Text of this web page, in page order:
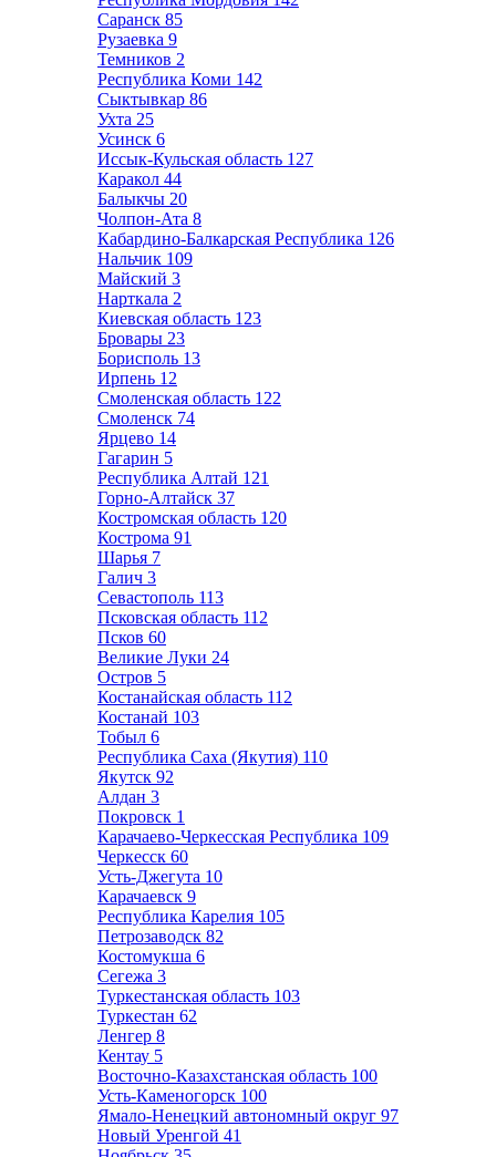
Саранск 85
Рузаевка 9
Темников 2
Республика Коми 142
Сыктывкар 86
Ухта 25
Усинск 6
Иссык-Кульская область 127
Каракол 44
Балыкчы 20
Чолпон-Ата 8
Кабардино-Балкарская Республика 126
Нальчик 109
Майский 3
Нарткала 2
Киевская область 123
Бровары 23
Борисполь 13
Ирпень 12
Смоленская область 122
Смоленск 74
Ярцево 14
Гагарин 5
Республика Алтай 121
Горно-Алтайск 37
Костромская область 120
Кострома 91
Шарья 7
Галич 3
Севастополь 113
Псковская область 112
Псков 60
Великие Луки 24
Остров 5
Костанайская область 112
Костанай 103
Тобыл 6
Республика Саха (Якутия) 110
Якутск 92
Алдан 3
Покровск 1
Карачаево-Черкесская Республика 109
Черкесск 60
Усть-Джегута 10
Карачаевск 9
Республика Карелия 105
Петрозаводск 82
Костомукша 6
Сегежа 3
Туркестанская область 103
Туркестан 62
Ленгер 8
Кентау 5
Восточно-Казахстанская область 100
Усть-Каменогорск 100
Ямало-Ненецкий автономный округ 97
Новый Уренгой 41